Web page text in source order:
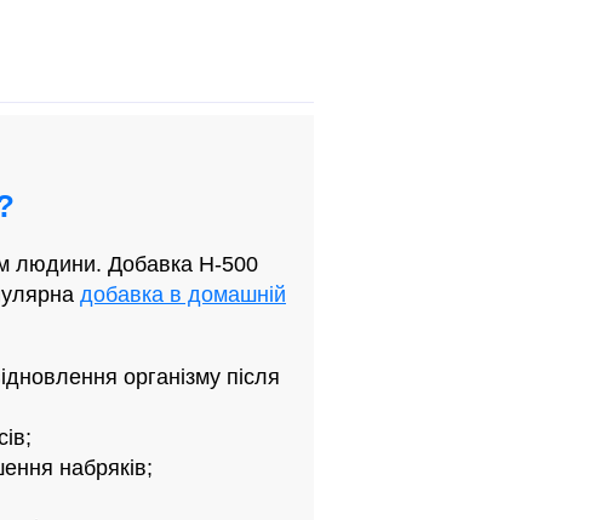
людини. Добавка H-500
добавка в домашній
організму після
набряків;